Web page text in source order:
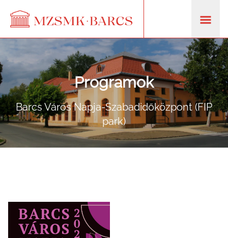
Programok
Barcs Város Napja-Szabadidőközpont (FIP
park)